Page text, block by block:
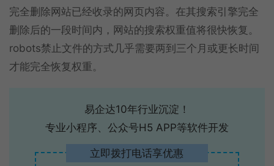
完全删除网站已经收录的网页内容。在其搜索引擎完全
删除后的一段时间内，网站的搜索权重值将很快恢复。
robots禁止文件的方式几乎需要两到三个月或更长时间
才能完全恢复权重。
易企达10年行业沉淀！
专业小程序、公众号H5 APP等软件开发
立即拨打电话享优惠